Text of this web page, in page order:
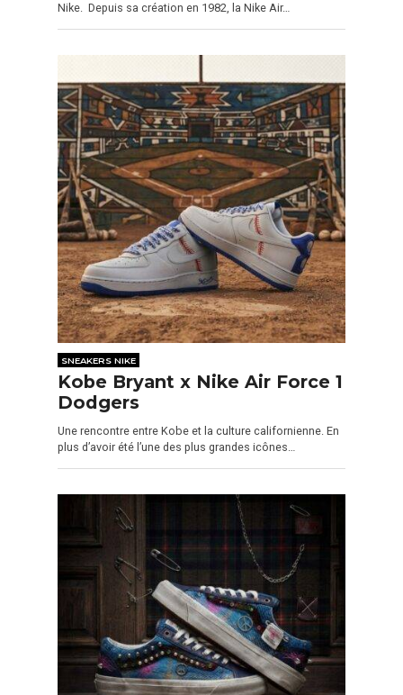
Nike. Depuis sa création en 1982, la Nike Air…
SNEAKERS NIKE
Kobe Bryant x Nike Air Force 1
Dodgers
Une rencontre entre Kobe et la culture californienne. En
plus d’avoir été l’une des plus grandes icônes…